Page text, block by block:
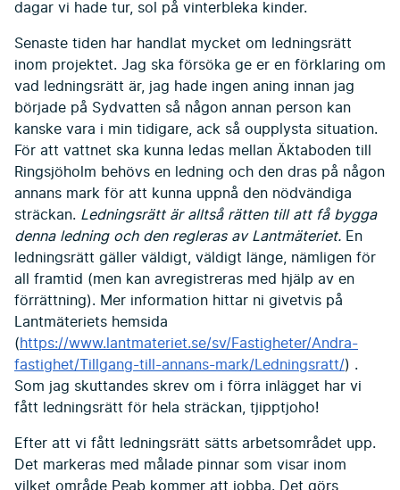
dagar vi hade tur, sol på vinterbleka kinder.
Senaste tiden har handlat mycket om ledningsrätt
inom projektet. Jag ska försöka ge er en förklaring om
vad ledningsrätt är, jag hade ingen aning innan jag
började på Sydvatten så någon annan person kan
kanske vara i min tidigare, ack så oupplysta situation.
För att vattnet ska kunna ledas mellan Äktaboden till
Ringsjöholm behövs en ledning och den dras på någon
annans mark för att kunna uppnå den nödvändiga
sträckan. Ledningsrätt är alltså rätten till att få bygga
denna ledning och den regleras av Lantmäteriet. En
ledningsrätt gäller väldigt, väldigt länge, nämligen för
all framtid (men kan avregistreras med hjälp av en
förrättning). Mer information hittar ni givetvis på
Lantmäteriets hemsida
(https://www.lantmateriet.se/sv/Fastigheter/Andra-
fastighet/Tillgang-till-annans-mark/Ledningsratt/) .
Som jag skuttandes skrev om i förra inlägget har vi
fått ledningsrätt för hela sträckan, tjipptjoho!
Efter att vi fått ledningsrätt sätts arbetsområdet upp.
Det markeras med målade pinnar som visar inom
vilket område Peab kommer att jobba. Det görs